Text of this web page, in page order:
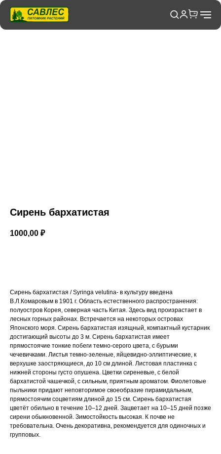
Сирень бархатистая
1000,00 ₽
Сирень бархатистая / Syringa velutina- в культуру введена
В.Л.Комаровым в 1901 г. Область естественного распространения:
полуостров Корея, северная часть Китая. Здесь вид произрастает в
лесных горных районах. Встречается на некоторых островах
Японского моря. Сирень бархатистая изящный, компактный кустарник
достигающий высоты до 3 м. Сирень бархатистая имеет
прямостоячие тонкие побеги темно-серого цвета, с бурыми
чечевичками. Листья темно-зеленые, яйцевидно-эллиптические, к
верхушке заостряющиеся, до 10 см длиной. Листовая пластинка с
нижней стороны густо опушена. Цветки сиреневые, с белой
бархатистой чашечкой, с сильным, приятным ароматом. Фиолетовые
пыльники придают неповторимое своеобразие пирамидальным,
прямостоячим соцветиям длиной до 15 см. Сирень бархатистая
цветёт обильно в течение 10–12 дней. Зацветает на 10–15 дней позже
сирени обыкновенной. Зимостойкость высокая. К почве не
требовательна. Очень декоративна, рекомендуется для одиночных и
групповых.